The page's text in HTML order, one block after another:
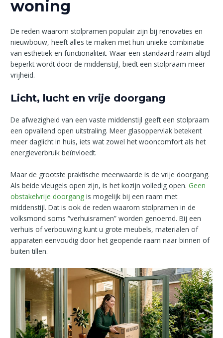
woning
De reden waarom stolpramen populair zijn bij renovaties en
nieuwbouw, heeft alles te maken met hun unieke combinatie
van esthetiek en functionaliteit. Waar een standaard raam altijd
beperkt wordt door de middenstijl, biedt een stolpraam meer
vrijheid.
Licht, lucht en vrije doorgang
De afwezigheid van een vaste middenstijl geeft een stolpraam
een opvallend open uitstraling. Meer glasoppervlak betekent
meer daglicht in huis, iets wat zowel het wooncomfort als het
energieverbruik beïnvloedt.
Maar de grootste praktische meerwaarde is de vrije doorgang.
Als beide vleugels open zijn, is het kozijn volledig open. Geen
obstakelvrije doorgang is mogelijk bij een raam met
middenstijl. Dat is ook de reden waarom stolpramen in de
volksmond soms “verhuisramen” worden genoemd. Bij een
verhuis of verbouwing kunt u grote meubels, materialen of
apparaten eenvoudig door het geopende raam naar binnen of
buiten tillen.